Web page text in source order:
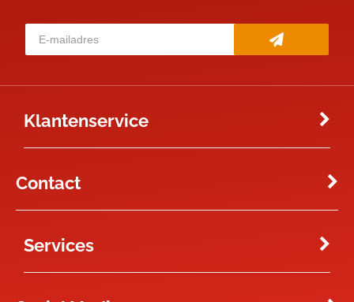
Klantenservice
Contact
Services